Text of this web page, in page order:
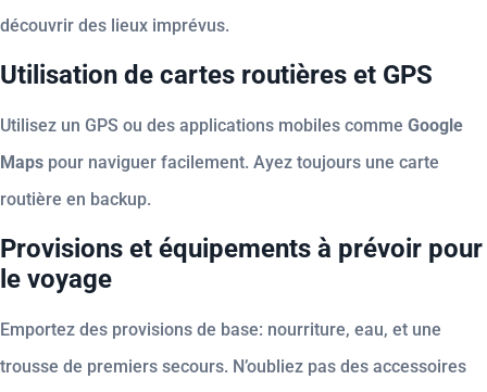
découvrir des lieux imprévus.
Utilisation de cartes routières et GPS
Utilisez un GPS ou des applications mobiles comme Google
Maps pour naviguer facilement. Ayez toujours une carte
routière en backup.
Provisions et équipements à prévoir pour
le voyage
Emportez des provisions de base: nourriture, eau, et une
trousse de premiers secours. N’oubliez pas des accessoires